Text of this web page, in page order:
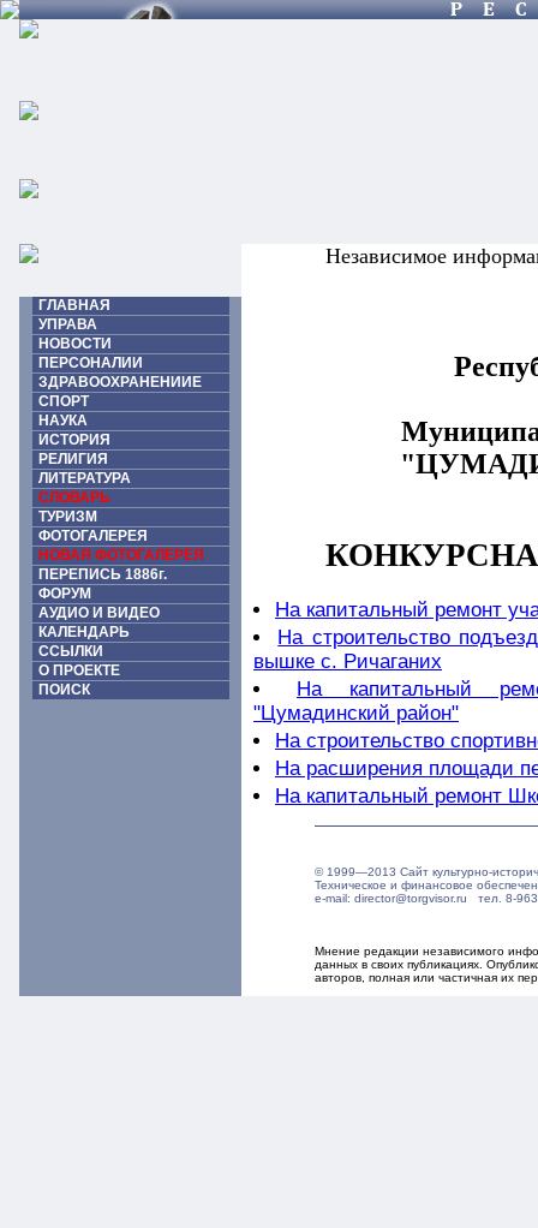
Независимое
ГЛАВНАЯ
УПРАВА
НОВОСТИ
ПЕРСОНАЛИИ
ЗДРАВООХРАНЕНИИЕ
СПОРТ
НАУКА
ИСТОРИЯ
РЕЛИГИЯ
ЛИТЕРАТУРА
СЛОВАРЬ
ТУРИЗМ
ФОТОГАЛЕРЕЯ
НОВАЯ ФОТОГАЛЕРЕЯ
ПЕРЕПИСЬ 1886г.
ФОРУМ
АУДИО И ВИДЕО
КАЛЕНДАРЬ
ССЫЛКИ
О ПРОЕКТЕ
ПОИСК
На капитальный ремонт
На строительство
вышке с. Ричаганих
На капитальный
"Цумадинский район"
На строительство
На расширения площади
На капитальный ремонт
© 1999—2013 Сайт культурно-
Техническое и финансовое
e-mail: director@torgvisor.ru тел. 8-
Мнение редакции независимого
данных в своих публикациях.
авторов, полная или частичная их